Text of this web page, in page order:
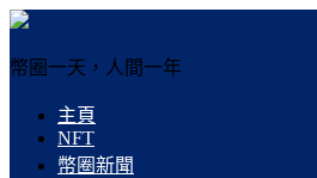
幣圈一天，人間一年
主頁
NFT
幣圈新聞